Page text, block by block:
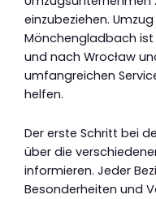
einzubeziehen.
Mönchengladbach ist
und nach Wrocław
umfangreichen
helfen.
Der erste Schritt bei
über die
informieren. Jeder
Besonderheiten und